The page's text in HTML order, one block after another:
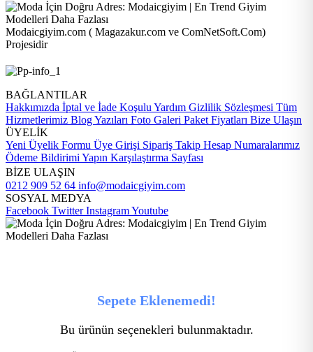
Modaicgiyim.com ( Magazakur.com ve ComNetSoft.Com)
Projesidir
BAĞLANTILAR
Hakkımızda İptal ve İade Koşulu Yardım Gizlilik Sözleşmesi Tüm
Hizmetlerimiz Blog Yazıları Foto Galeri Paket Fiyatları Bize Ulaşın
ÜYELİK
Yeni Üyelik Formu Üye Girişi Sipariş Takip Hesap Numaralarımız
Ödeme Bildirimi Yapın Karşılaştırma Sayfası
BİZE ULAŞIN
0212 909 52 64 info@modaicgiyim.com
SOSYAL MEDYA
Facebook TwitterInstagramYoutube
Sepete Eklenemedi!
Bu ürünün seçenekleri bulunmaktadır.